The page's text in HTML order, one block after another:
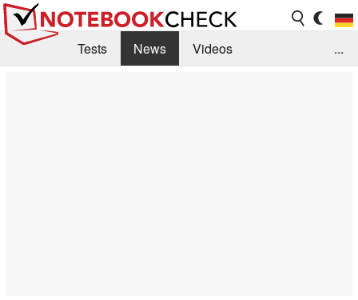
Tests News
Videos
...